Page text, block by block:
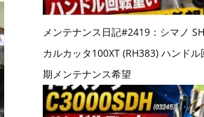
メンテナンス日記#2419：シマノ
カルカッタ100XT (RH383) ハンドル
期メンテナンス希望